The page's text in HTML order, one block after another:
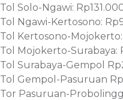
Tol Solo-Ngawi:
Tol Ngawi-Kertosono:
Tol Kertosono-
Tol Mojokerto-Surabaya:
Tol Surabaya-Gempol
Tol Gempol-Pasuruan
Tor Pasuruan-